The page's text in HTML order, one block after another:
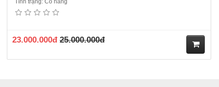
23.000.000đ 25.000.000đ